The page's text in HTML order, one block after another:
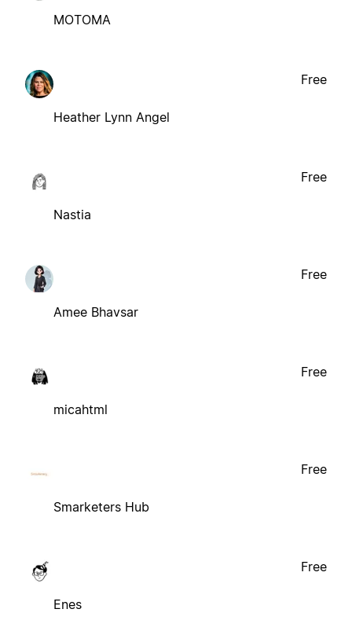
MOTOMA
Heather Lynn Angel
Free
Nastia
Free
Amee Bhavsar
Free
micahtml
Free
Smarketers Hub
Free
Enes
Free